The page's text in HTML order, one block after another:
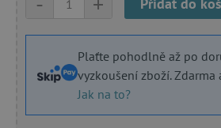
Plaťte pohodlně až po
vyzkoušení zboží. Zdarma
Jak na to?